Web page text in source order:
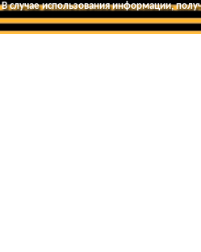
В случае использования информации,